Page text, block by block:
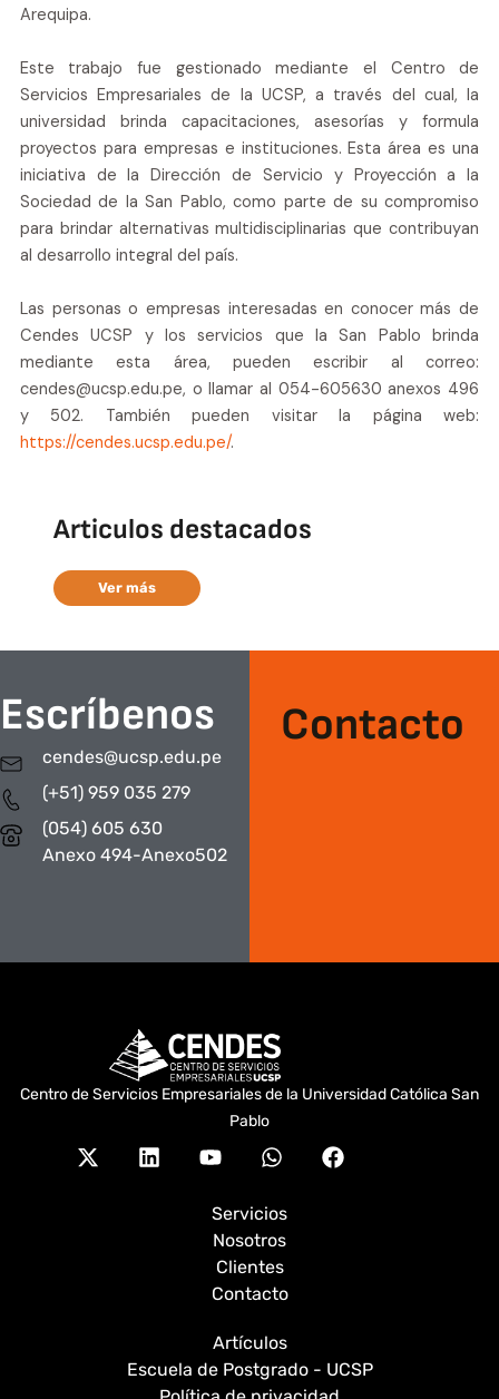
Arequipa.
Este trabajo fue gestionado mediante el Centro de
Servicios Empresariales de la UCSP, a través del cual, la
universidad brinda capacitaciones, asesorías y formula
proyectos para empresas e instituciones. Esta área es una
iniciativa de la Dirección de Servicio y Proyección a la
Sociedad de la San Pablo, como parte de su compromiso
para brindar alternativas multidisciplinarias que contribuyan
al desarrollo integral del país.
Las personas o empresas interesadas en conocer más de
Cendes UCSP y los servicios que la San Pablo brinda
mediante esta área, pueden escribir al correo:
cendes@ucsp.edu.pe, o llamar al 054-605630 anexos 496
y 502. También pueden visitar la página web:
https://cendes.ucsp.edu.pe/.
Articulos destacados
Ver más
Escríbenos
cendes@ucsp.edu.pe
(+51) 959 035 279
(054) 605 630
Anexo 494-Anexo502
Contacto
Centro de Servicios Empresariales de la Universidad Católica San
Pablo
X-
twitter
LinkedinYoutubeWhatsappFacebook
Servicios
Nosotros
Clientes
Contacto
Artículos
Escuela de Postgrado - UCSP